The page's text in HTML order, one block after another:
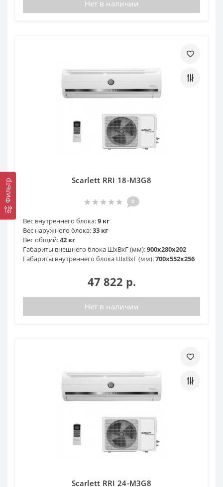
Фильтр
Нет в наличии
Scarlett RRI 18-M3G8
0
Вес внутреннего блока:9 кг
Вес наружного блока:33 кг
Вес общий:42 кг
Габариты внешнего блока ШхВхГ (мм):900x280x202
Габариты внутреннего блока ШхВхГ (мм):700x552x256
47 822 р.
Нет в наличии
Scarlett RRI 24-M3G8